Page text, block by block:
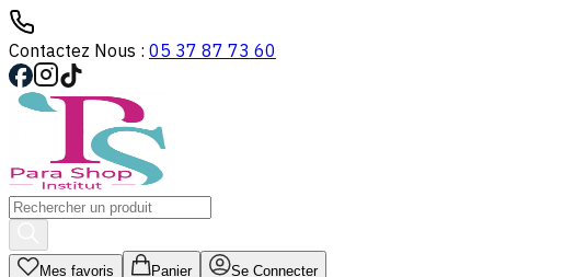
Contactez Nous : 05 37 87 73 60
Mes favoris Panier Se Connecter